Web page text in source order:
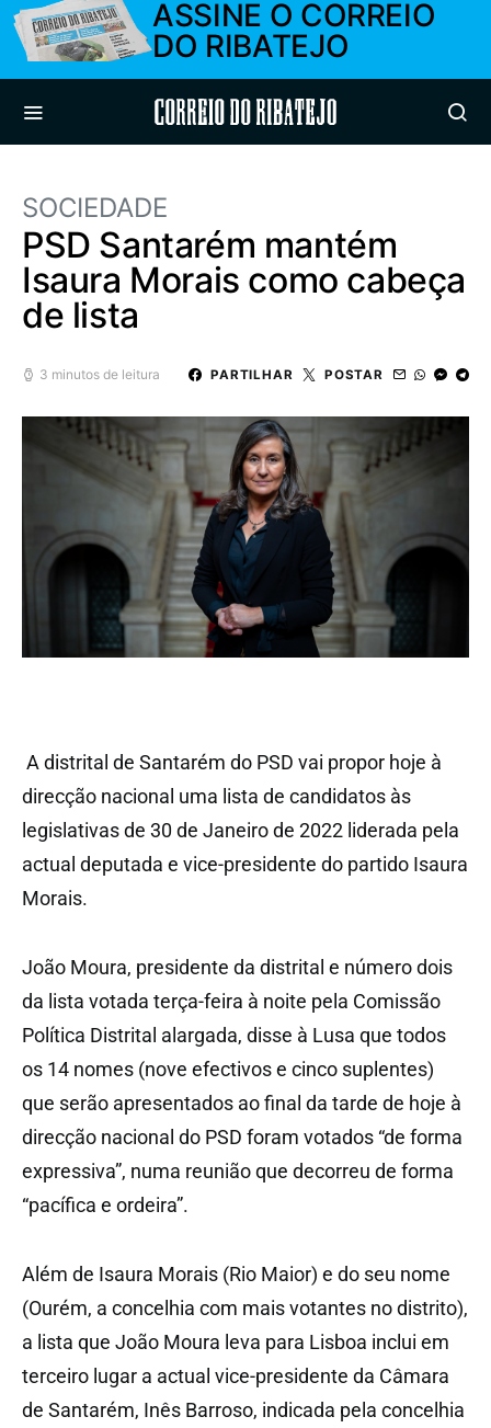
ASSINE O CORREIO
DO RIBATEJO
Correio do Ribatejo
SOCIEDADE
PSD Santarém mantém
Isaura Morais como cabeça
de lista
3 minutos de leitura PARTILHAR POSTAR
A distrital de Santarém do PSD vai propor hoje à
direcção nacional uma lista de candidatos às
legislativas de 30 de Janeiro de 2022 liderada pela
actual deputada e vice-presidente do partido Isaura
Morais.
João Moura, presidente da distrital e número dois
da lista votada terça-feira à noite pela Comissão
Política Distrital alargada, disse à Lusa que todos
os 14 nomes (nove efectivos e cinco suplentes)
que serão apresentados ao final da tarde de hoje à
direcção nacional do PSD foram votados “de forma
expressiva”, numa reunião que decorreu de forma
“pacífica e ordeira”.
Além de Isaura Morais (Rio Maior) e do seu nome
(Ourém, a concelhia com mais votantes no distrito),
a lista que João Moura leva para Lisboa inclui em
terceiro lugar a actual vice-presidente da Câmara
de Santarém, Inês Barroso, indicada pela concelhia